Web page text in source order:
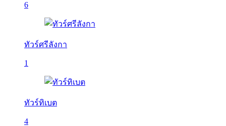
6
ทัวร์ศรีลังกา
1
ทัวร์ทิเบต
4